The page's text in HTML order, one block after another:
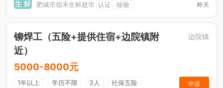
肥城市佰禾生鲜超市 认证 核验 昨天
铆焊工（五险+提供住宿+边院镇附
近）
边院镇
5000-8000元
1年以上 学历不限 3人
社保五险
申请